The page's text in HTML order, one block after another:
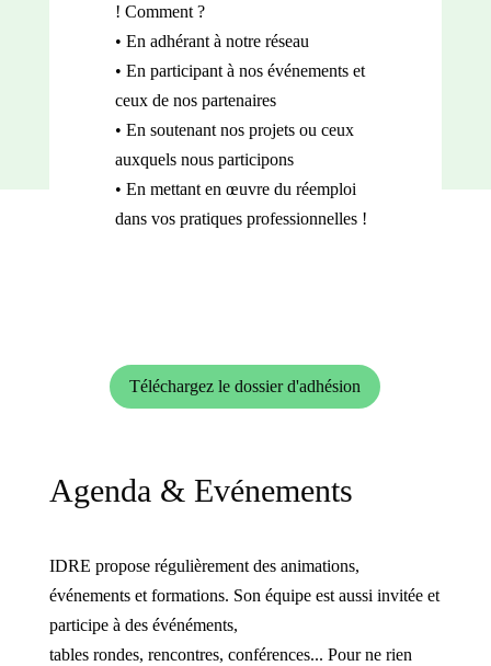
! Comment ?
• En adhérant à notre réseau
• En participant à nos événements et
ceux de nos partenaires
• En soutenant nos projets ou ceux
auxquels nous participons
• En mettant en œuvre du réemploi
dans vos pratiques professionnelles !
Téléchargez le dossier d'adhésion
Agenda & Evénements
IDRE propose régulièrement des animations,
événements et formations. Son équipe est aussi invitée et
participe à des événéments,
tables rondes, rencontres, conférences... Pour ne rien